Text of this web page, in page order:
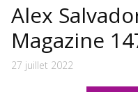
Alex
Magazine
27 juillet 2022